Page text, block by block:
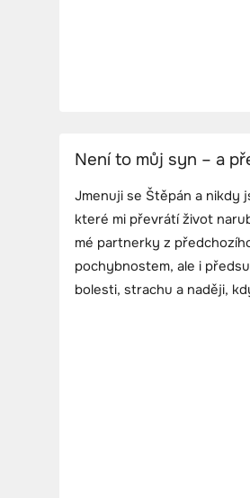
Není to můj syn – a
Jmenuji se Štěpán a nikdy
které mi převrátí život
mé partnerky z
pochybnostem, ale i
bolesti, strachu a naději,